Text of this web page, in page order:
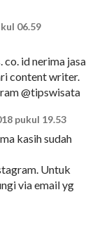
06.59
id nerima jasa
content writer.
@tipswisata
pukul 19.53
kasih sudah
Untuk
via email yg